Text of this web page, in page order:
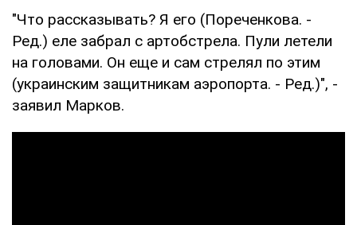
"Что рассказывать? Я его (Пореченкова. -
Ред.) еле забрал с артобстрела. Пули летели
на головами. Он еще и сам стрелял по этим
(украинским защитникам аэропорта. - Ред.)", -
заявил Марков.